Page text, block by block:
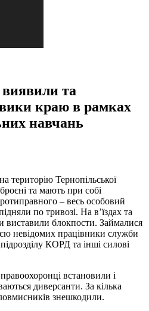
виявили та
краю в рамках
навчань
територію Тернопільської
та мають при собі
– весь особовий
по тривозі. На в’їздах та
виставили блокпости. Займалися
невідомих працівники служби
КОРД та інші силові
встановили і
диверсанти. За кілька
знешкодили.